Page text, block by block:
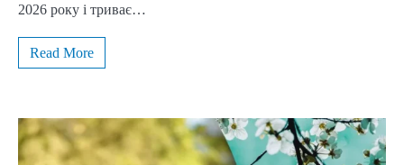
2026 року і триває…
Read More